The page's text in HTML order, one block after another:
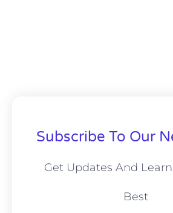
Subscribe To Our
Get Updates And
Best